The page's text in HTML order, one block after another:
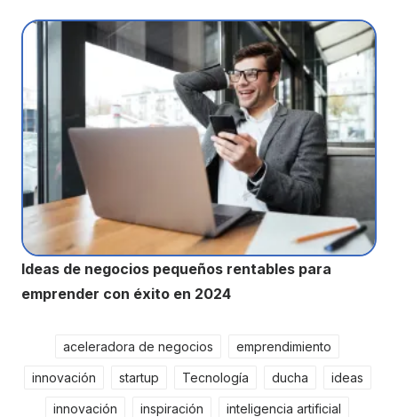
Ideas de negocios pequeños rentables para
emprender con éxito en 2024
aceleradora de negocios emprendimiento
innovación startup Tecnología ducha ideas
innovación inspiración inteligencia artificial